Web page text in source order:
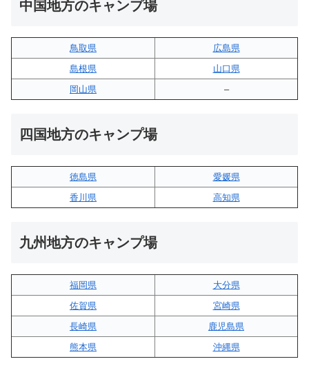
中国地方のキャンプ場
鳥取県
広島県
島根県
山口県
岡山県
–
四国地方のキャンプ場
徳島県
愛媛県
香川県
高知県
九州地方のキャンプ場
福岡県
大分県
佐賀県
宮崎県
長崎県
鹿児島県
熊本県
沖縄県